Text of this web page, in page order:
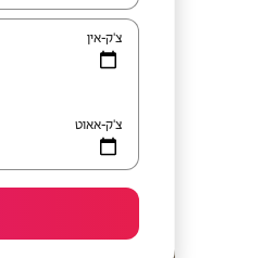
צ'ק-אין
צ'ק-אאוט